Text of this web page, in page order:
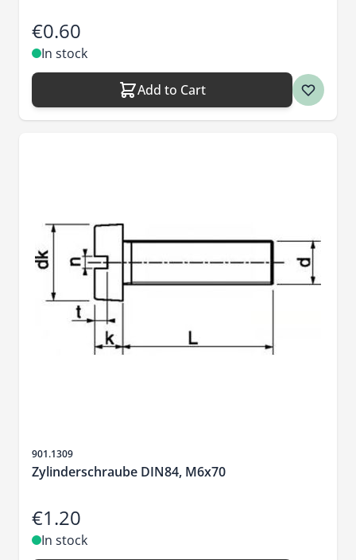
€0.60
In stock
Add to Cart
Sku
901.1309
Zylinderschraube DIN84, M6x70
€1.20
In stock